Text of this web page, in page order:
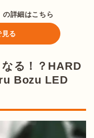
の詳細はこちら
る
なる！？HARD
Bozu LED